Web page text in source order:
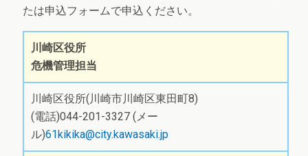
たは申込フォームで申込ください。
川崎区役所
危機管理担当
川崎区役所(川崎市川崎区東田町8)
(電話)044-201-3327 (メー
ル)61kikika@city.kawasaki.jp